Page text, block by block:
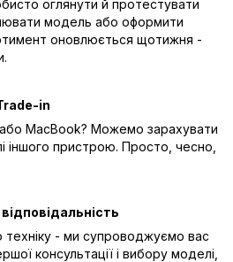
оглянути й протестувати
модель або оформити
оновлюється щотижня -
in
MacBook? Можемо зарахувати
іншого пристрою. Просто, чесно,
- ми супроводжуємо вас
консультації і вибору моделі,